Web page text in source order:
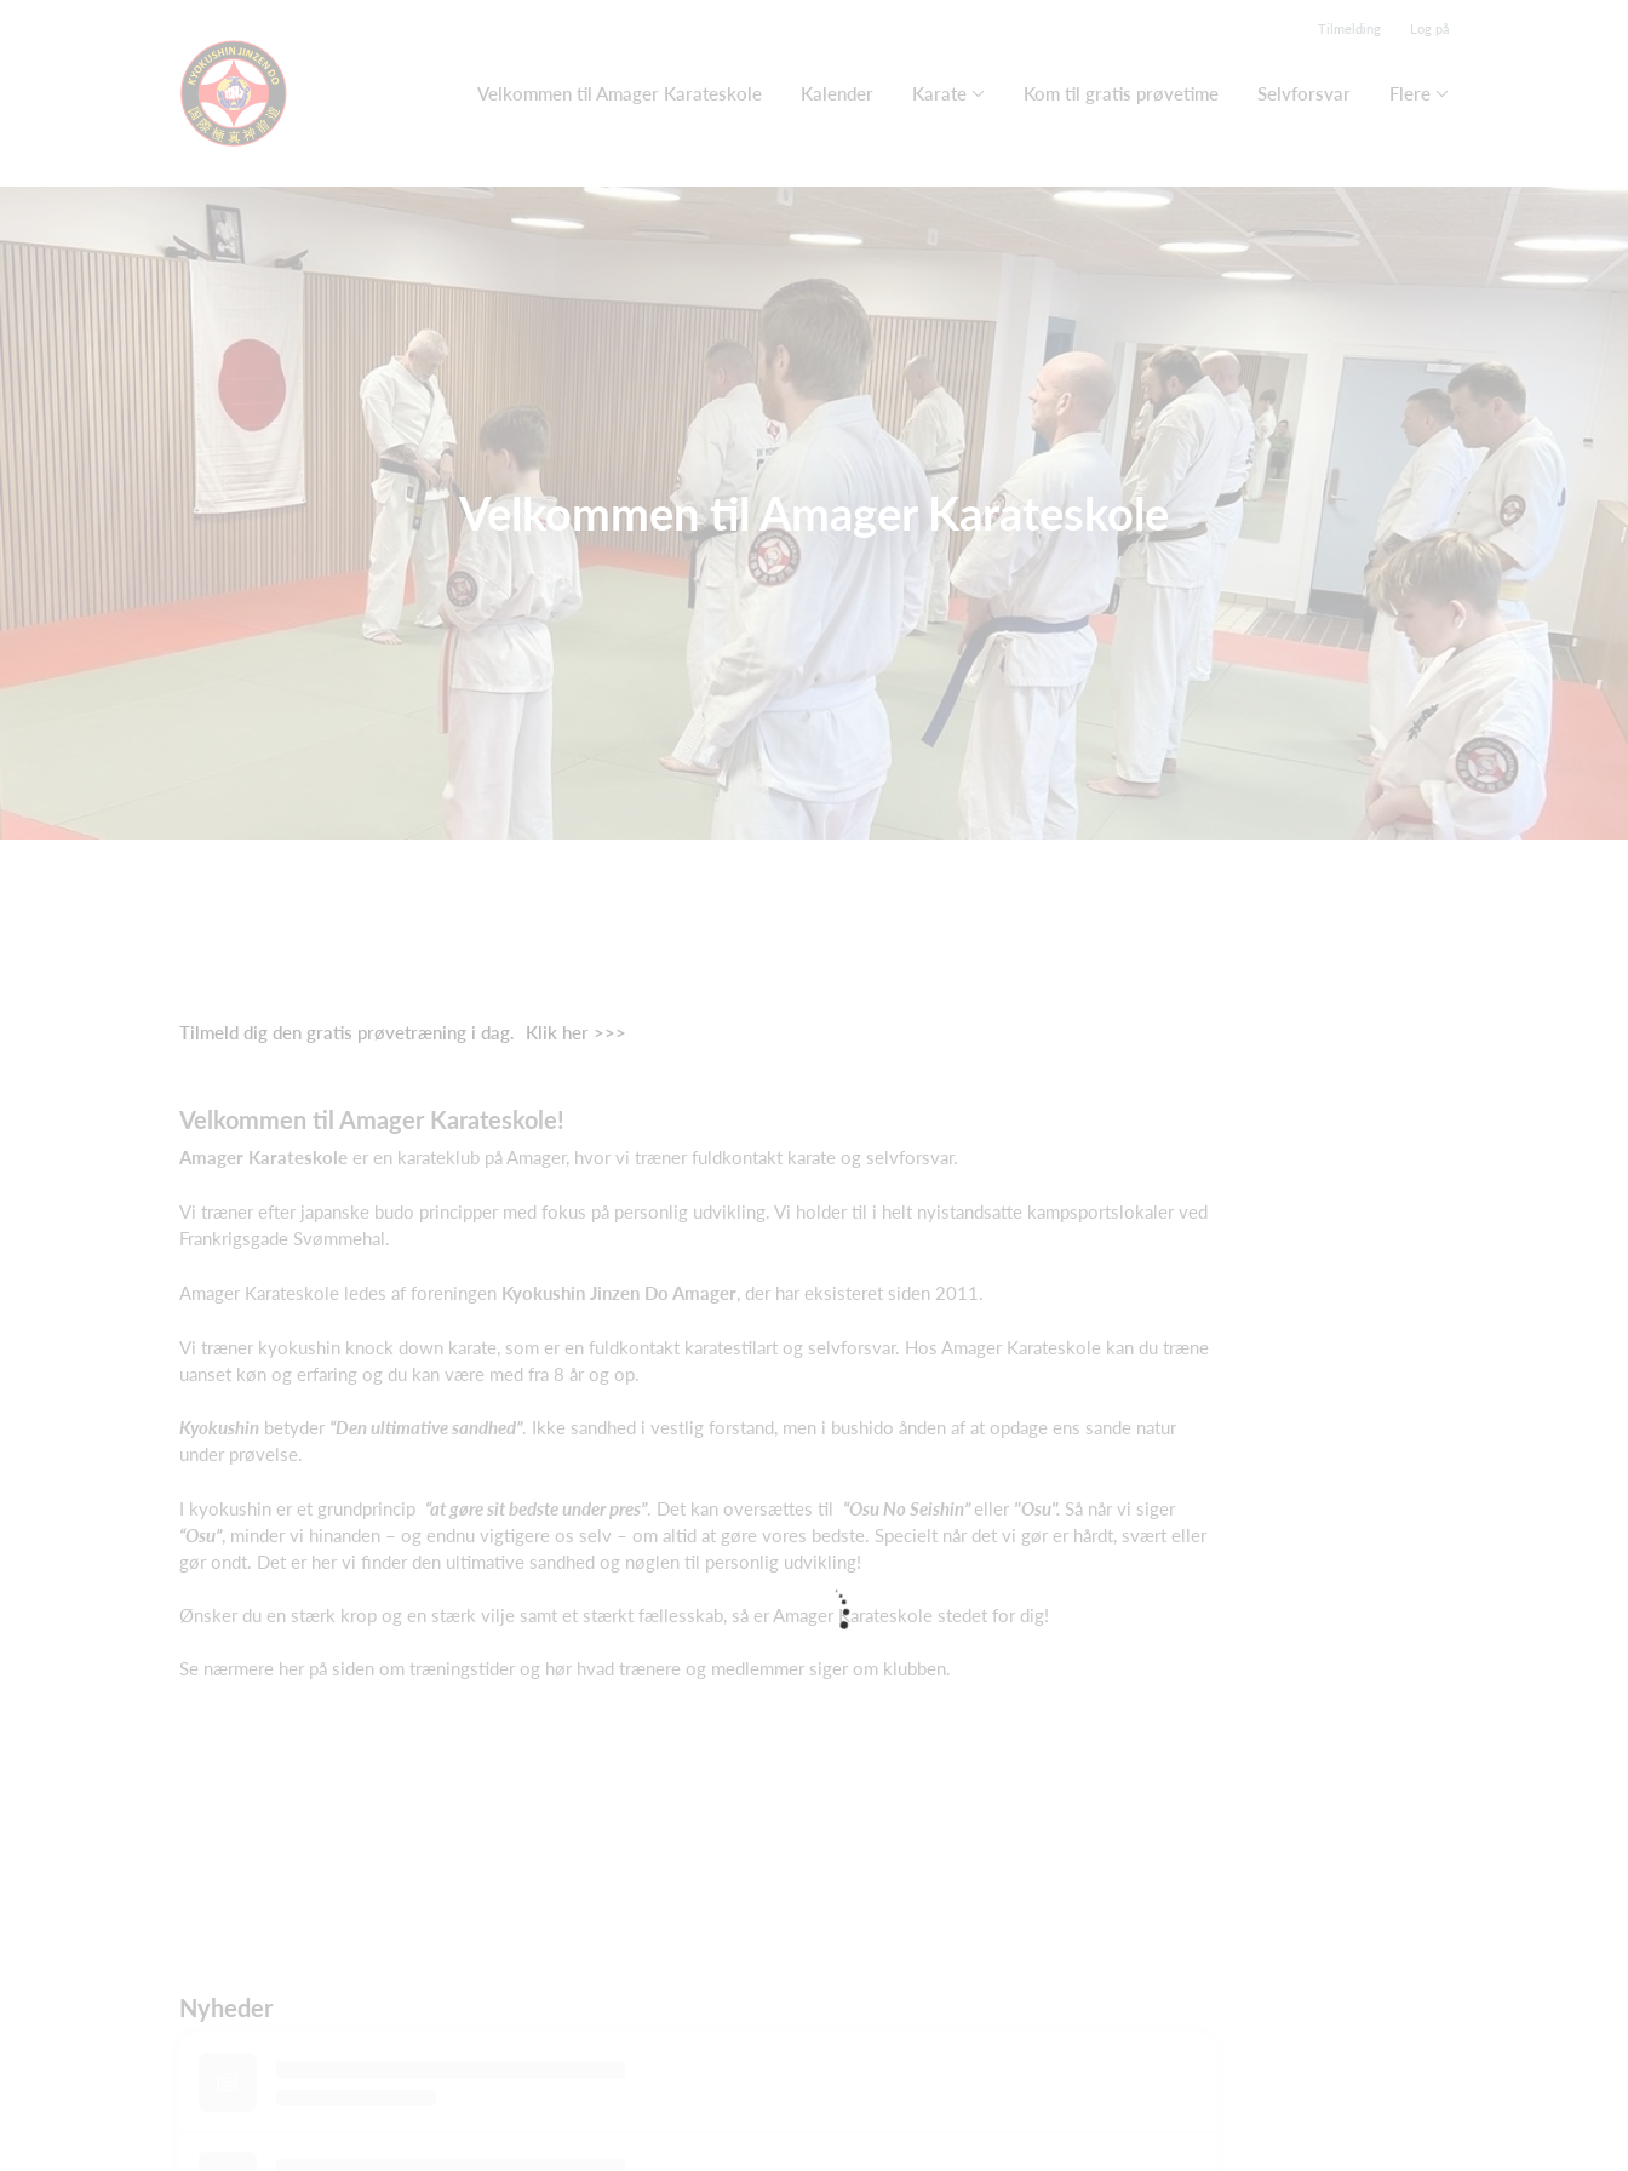
Tilmelding Log på
Velkommen til Amager Karateskole Kalender Karate Kom til gratis prøvetime Selvforsvar Flere
Velkommen til Amager Karateskole
Tilmeld dig den gratis prøvetræning i dag. Klik her >>>
Velkommen til Amager Karateskole!
Amager Karateskole er en karateklub på Amager, hvor vi træner fuldkontakt karate og selvforsvar.
Vi træner efter japanske budo principper med fokus på personlig udvikling. Vi holder til i helt nyistandsatte kampsportslokaler ved
Frankrigsgade Svømmehal.
Amager Karateskole ledes af foreningen Kyokushin Jinzen Do Amager, der har eksisteret siden 2011.
Vi træner kyokushin knock down karate, som er en fuldkontakt karatestilart og selvforsvar. Hos Amager Karateskole kan du træne
uanset køn og erfaring og du kan være med fra 8 år og op.
Kyokushin betyder “Den ultimative sandhed”. Ikke sandhed i vestlig forstand, men i bushido ånden af at opdage ens sande natur
under prøvelse.
I kyokushin er et grundprincip “at gøre sit bedste under pres”. Det kan oversættes til “Osu No Seishin”eller "Osu". Så når vi siger
“Osu”, minder vi hinanden – og endnu vigtigere os selv – om altid at gøre vores bedste. Specielt når det vi gør er hårdt, svært eller
gør ondt. Det er her vi finder den ultimative sandhed og nøglen til personlig udvikling!
Ønsker du en stærk krop og en stærk vilje samt et stærkt fællesskab, så er Amager Karateskole stedet for dig!
Se nærmere her på siden om træningstider og hør hvad trænere og medlemmer siger om klubben.
Nyheder